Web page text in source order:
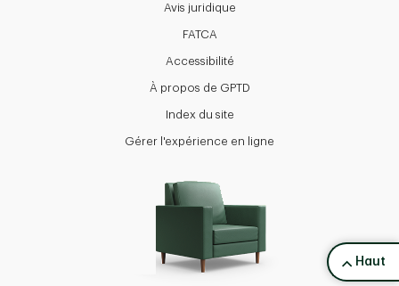
Avis juridique
FATCA
Accessibilité
À propos de GPTD
Index du site
Gérer l'expérience en ligne
back to
Haut